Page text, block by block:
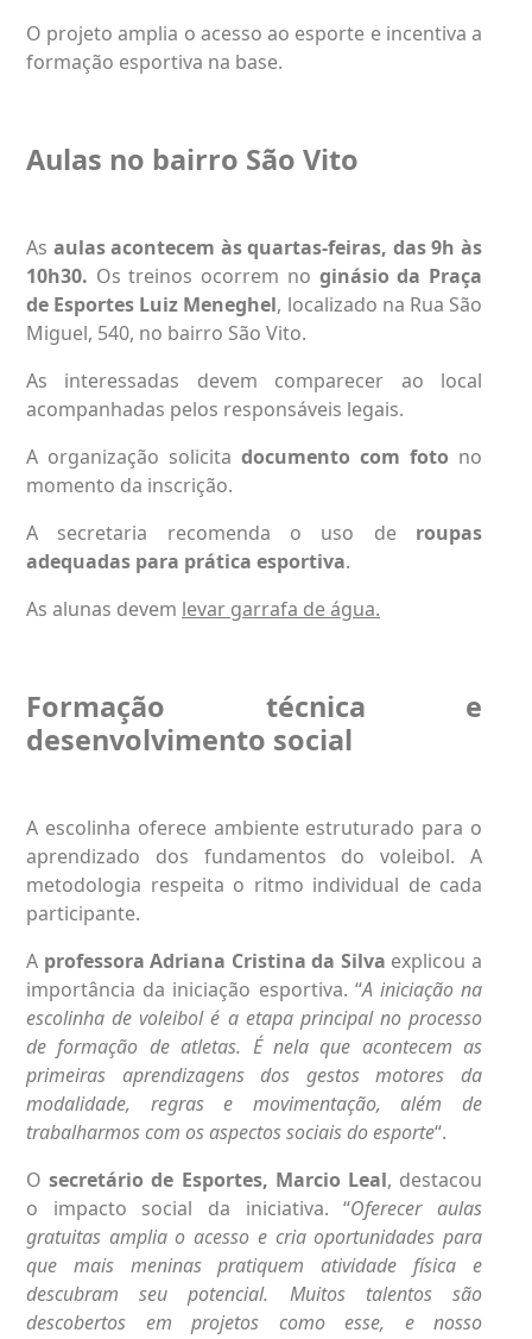
O projeto amplia o acesso ao esporte e incentiva a
formação esportiva na base.
Aulas no bairro São Vito
As aulas acontecem às quartas-feiras, das 9h às
10h30. Os treinos ocorrem no ginásio da Praça
de Esportes Luiz Meneghel, localizado na Rua São
Miguel, 540, no bairro São Vito.
As interessadas devem comparecer ao local
acompanhadas pelos responsáveis legais.
A organização solicita documento com foto no
momento da inscrição.
A secretaria recomenda o uso de roupas
adequadas para prática esportiva.
As alunas devem levar garrafa de água.
Formação técnica e
desenvolvimento social
A escolinha oferece ambiente estruturado para o
aprendizado dos fundamentos do voleibol. A
metodologia respeita o ritmo individual de cada
participante.
A professora Adriana Cristina da Silva explicou a
importância da iniciação esportiva. “A iniciação na
escolinha de voleibol é a etapa principal no processo
de formação de atletas. É nela que acontecem as
primeiras aprendizagens dos gestos motores da
modalidade, regras e movimentação, além de
trabalharmos com os aspectos sociais do esporte“.
Osecretário de Esportes, Marcio Leal, destacou
o impacto social da iniciativa. “Oferecer aulas
gratuitas amplia o acesso e cria oportunidades para
que mais meninas pratiquem atividade física e
descubram seu potencial. Muitos talentos são
descobertos em projetos como esse, e nosso